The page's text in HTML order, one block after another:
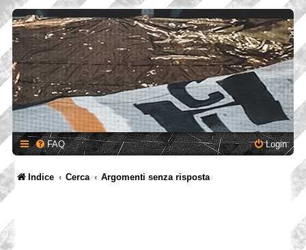
FAQ Login
Indice Cerca Argomenti senza risposta